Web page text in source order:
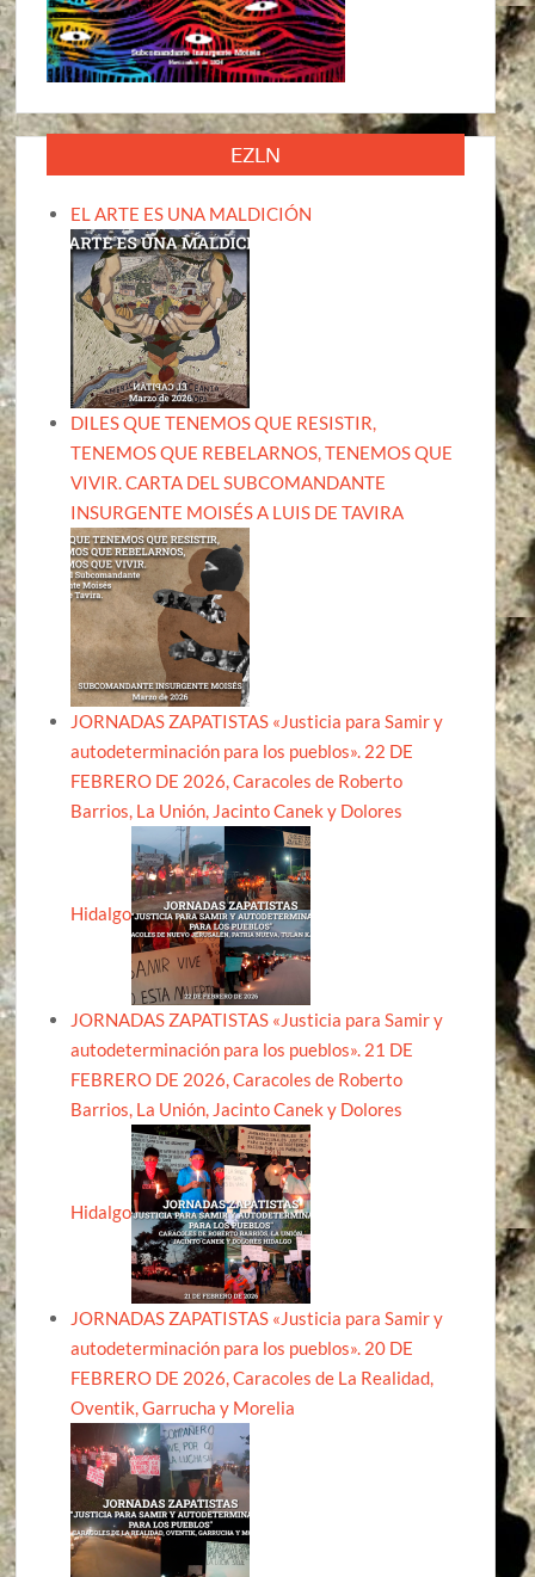
EZLN
EL ARTE ES UNA MALDICIÓN
DILES QUE TENEMOS QUE RESISTIR,
TENEMOS QUE REBELARNOS, TENEMOS QUE
VIVIR. CARTA DEL SUBCOMANDANTE
INSURGENTE MOISÉS A LUIS DE TAVIRA
JORNADAS ZAPATISTAS «Justicia para Samir y
autodeterminación para los pueblos». 22 DE
FEBRERO DE 2026, Caracoles de Roberto
Barrios, La Unión, Jacinto Canek y Dolores
Hidalgo
JORNADAS ZAPATISTAS «Justicia para Samir y
autodeterminación para los pueblos». 21 DE
FEBRERO DE 2026, Caracoles de Roberto
Barrios, La Unión, Jacinto Canek y Dolores
Hidalgo
JORNADAS ZAPATISTAS «Justicia para Samir y
autodeterminación para los pueblos». 20 DE
FEBRERO DE 2026, Caracoles de La Realidad,
Oventik, Garrucha y Morelia